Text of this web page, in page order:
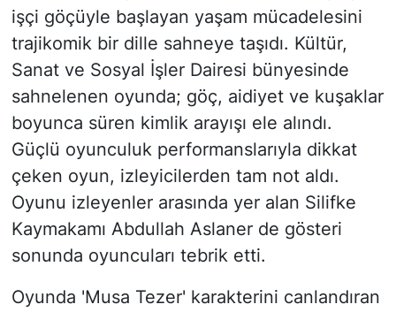
işçi göçüyle başlayan yaşam mücadelesini
trajikomik bir dille sahneye taşıdı. Kültür,
Sanat ve Sosyal İşler Dairesi bünyesinde
sahnelenen oyunda; göç, aidiyet ve kuşaklar
boyunca süren kimlik arayışı ele alındı.
Güçlü oyunculuk performanslarıyla dikkat
çeken oyun, izleyicilerden tam not aldı.
Oyunu izleyenler arasında yer alan Silifke
Kaymakamı Abdullah Aslaner de gösteri
sonunda oyuncuları tebrik etti.
Oyunda 'Musa Tezer' karakterini canlandıran